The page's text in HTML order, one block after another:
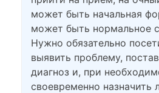
может быть начальная
может быть нормальное
Нужно обязательно
выявить проблему,
диагноз и, при
своевременно назначить